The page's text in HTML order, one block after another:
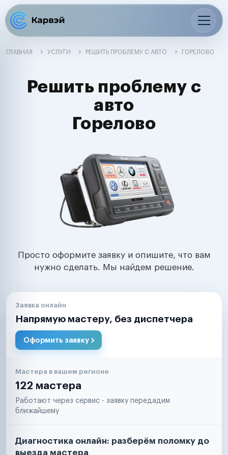
ГЛАВНАЯ УСЛУГИ РЕШИТЬ ПРОБЛЕМУ С АВТО ГОРЕЛОВО
Решить проблему с
авто
Горелово
Просто оформите заявку и опишите, что вам
нужно сделать. Мы найдем решение.
Заявка онлайн
Напрямую мастеру, без диспетчера
Оформить заявку
Мастера в вашем регионе
122 мастера
Работают через сервис - заявку передадим
ближайшему
Диагностика онлайн: разберём поломку до
выезда мастера